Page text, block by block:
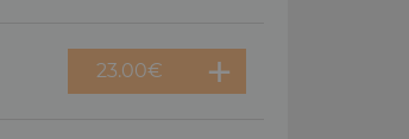
23.00€